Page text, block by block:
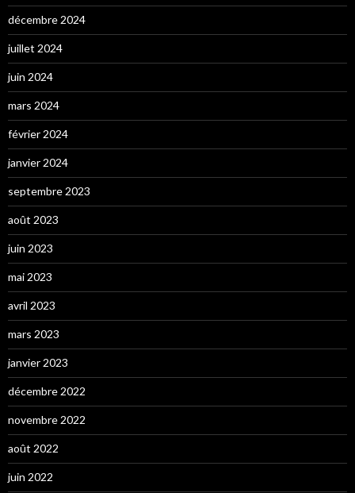
décembre 2024
juillet 2024
juin 2024
mars 2024
février 2024
janvier 2024
septembre 2023
août 2023
juin 2023
mai 2023
avril 2023
mars 2023
janvier 2023
décembre 2022
novembre 2022
août 2022
juin 2022